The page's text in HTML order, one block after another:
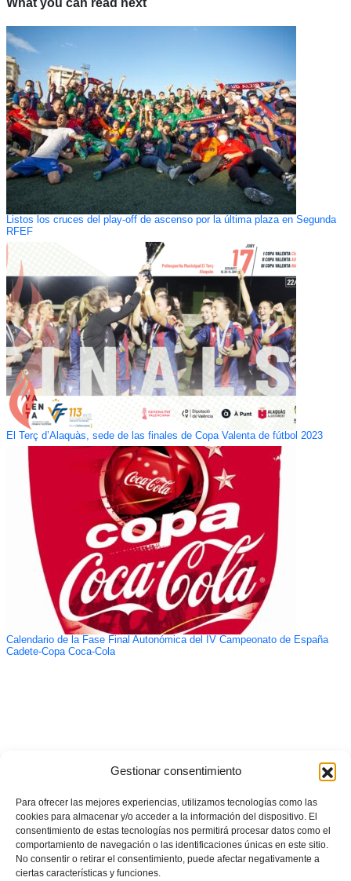
Gestionar consentimiento
Para ofrecer las mejores experiencias, utilizamos tecnologías como las
cookies para almacenar y/o acceder a la información del dispositivo. El
consentimiento de estas tecnologías nos permitirá procesar datos como el
comportamiento de navegación o las identificaciones únicas en este sitio.
No consentir o retirar el consentimiento, puede afectar negativamente a
ciertas características y funciones.
What you can read next
Listos los cruces del play-off de ascenso por la última plaza en Segunda
RFEF
El Terç d’Alaquàs, sede de las finales de Copa Valenta de fútbol 2023
Calendario de la Fase Final Autonómica del IV Campeonato de España
Cadete-Copa Coca-Cola